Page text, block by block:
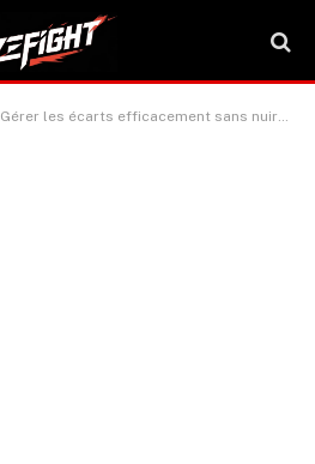
Gérer les écarts efficacement sans nuire à la progression